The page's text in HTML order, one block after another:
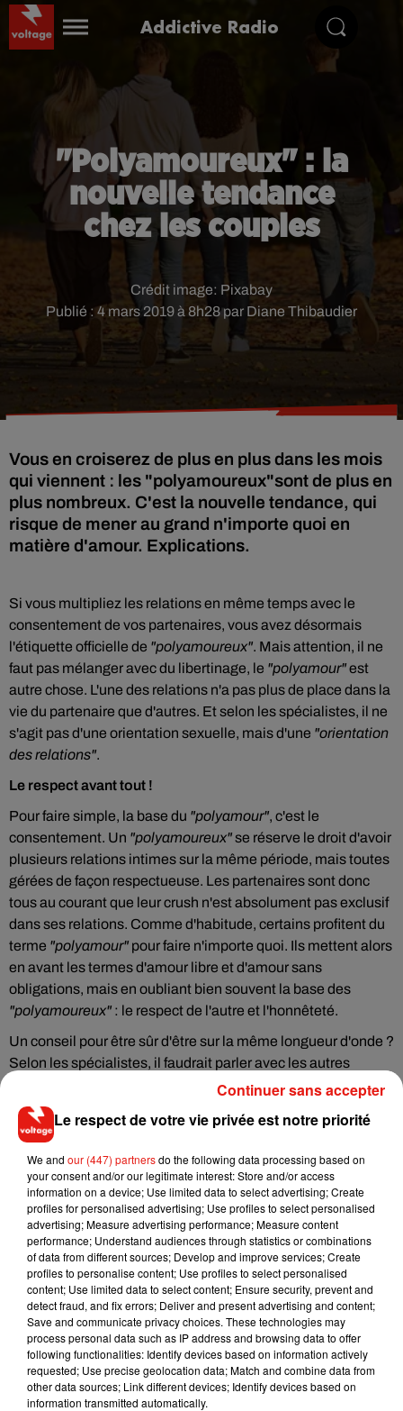
Addictive Radio
"Polyamoureux" : la
nouvelle tendance
chez les couples
Publié : 4 mars 2019 à 8h28 par Diane Thibaudier
Crédit image: Pixabay
Vous en croiserez de plus en plus dans les mois
qui viennent : les "polyamoureux"sont de plus en
plus nombreux. C'est la nouvelle tendance, qui
risque de mener au grand n'importe quoi en
matière d'amour. Explications.
Si vous multipliez les relations en même temps avec le
consentement de vos partenaires, vous avez désormais
l'étiquette officielle de "polyamoureux". Mais attention, il ne
faut pas mélanger avec du libertinage, le "polyamour"est
autre chose. L'une des relations n'a pas plus de place dans la
vie du partenaire que d'autres. Et selon les spécialistes, il ne
s'agit pas d'une orientation sexuelle, mais d'une "orientation
des relations".
Le respect avant tout !
Pour faire simple, la base du "polyamour", c'est le
consentement. Un "polyamoureux"se réserve le droit d'avoir
plusieurs relations intimes sur la même période, mais toutes
gérées de façon respectueuse. Les partenaires sont donc
tous au courant que leur crush n'est absolument pas exclusif
dans ses relations. Comme d'habitude, certains profitent du
terme "polyamour" pour faire n'importe quoi. Ils mettent alors
en avant les termes d'amour libre et d'amour sans
obligations, mais en oubliant bien souvent la base des
"polyamoureux" : le respect de l'autre et l'honnêteté.
Un conseil pour être sûr d'être sur la même longueur d'onde ?
Selon les spécialistes, il faudrait parler avec les autres
relations de son partenaire. Un bon moyen de savoir s'il est
honnête avec tous ses crushs du moment. Alors, ça vous
tente ?
Musique
7 août 2026
RÜFÜS DU SOL annonce un nouvel
album après sa tournée mondiale
Angèle et Amélie Lens dévoilent leur
Le respect de votre vie privée est notre priorité
We and our (447) partnersdo the following data processing based on
your consent and/or our legitimate interest: Store and/or access
information on a device; Use limited data to select advertising; Create
profiles for personalised advertising; Use profiles to select personalised
advertising; Measure advertising performance; Measure content
performance; Understand audiences through statistics or combinations
of data from different sources; Develop and improve services; Create
profiles to personalise content; Use profiles to select personalised
content; Use limited data to select content; Ensure security, prevent and
detect fraud, and fix errors; Deliver and present advertising and content;
Save and communicate privacy choices. These technologies may
process personal data such as IP address and browsing data to offer
following functionalities: Identify devices based on information actively
requested; Use precise geolocation data; Match and combine data from
other data sources; Link different devices; Identify devices based on
information transmitted automatically.
Continuer sans accepter